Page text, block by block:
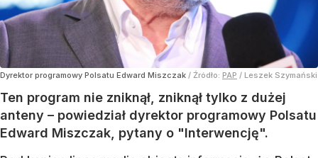
Dyrektor programowy Polsatu Edward Miszczak / Źródło: PAP / Leszek Szymański
Ten program nie zniknął, zniknął tylko z dużej
anteny – powiedział dyrektor programowy Polsatu
Edward Miszczak, pytany o "Interwencję".